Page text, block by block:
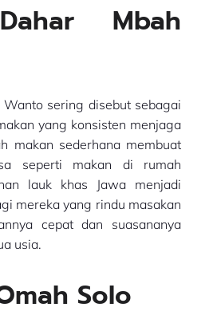
Mbah
sering disebut sebagai
yang konsisten menjaga
makan sederhana membuat
seperti makan di rumah
lauk khas Jawa menjadi
mereka yang rindu masakan
cepat dan suasananya
usia.
Solo